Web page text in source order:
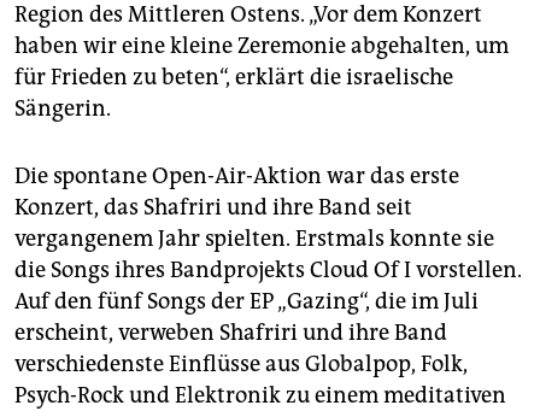
Region des Mittleren Ostens. „Vor dem Konzert
haben wir eine kleine Zeremonie abgehalten, um
für Frieden zu beten“, erklärt die israelische
Sängerin.
Die spontane Open-Air-Aktion war das erste
Konzert, das Shafriri und ihre Band seit
vergangenem Jahr spielten. Erstmals konnte sie
die Songs ihres Bandprojekts Cloud Of I vorstellen.
Auf den fünf Songs der EP „Gazing“, die im Juli
erscheint, verweben Shafriri und ihre Band
verschiedenste Einflüsse aus Globalpop, Folk,
Psych-Rock und Elektronik zu einem meditativen